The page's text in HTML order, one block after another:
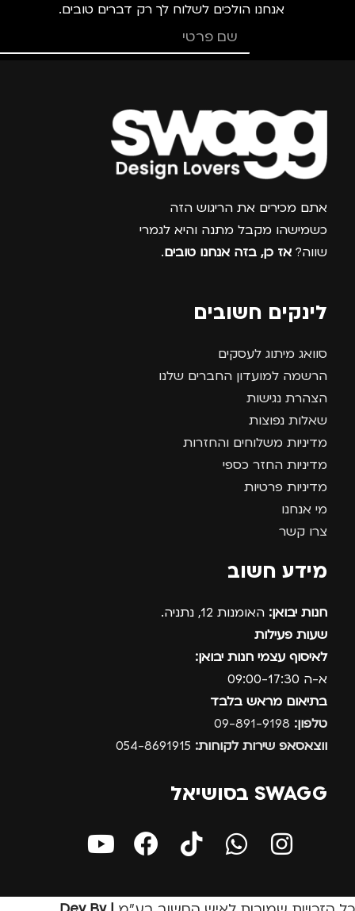
אנחנו הולכים לשלוח לך רק דברים טובים.
צרפו אותי למועדון
אתם מכירים את הריגוש הזה
כשמישהו מקבל מתנה והיא לגמרי
שווה? אז כן, בזה אנחנו טובים.
לינקים חשובים
סוואג מיתוג לעסקים
הרשמה למועדון החברים שלנו
הצהרת נגישות
שאלות נפוצות
מדיניות משלוחים והחזרות
מדיניות החזר כספי
מדיניות פרטיות
מי אנחנו
צרו קשר
מידע חשוב
חנות יבואן: האומנות 12, נתניה.
שעות פעילות
לאיסוף עצמי חנות יבואן:
א-ה 09:00-17:30
בתיאום מראש בלבד
טלפון:
ווצאסאפ שירות לקוחות:
SWAGG בסושיאל